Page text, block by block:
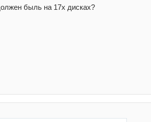
быль на 17х дисках?